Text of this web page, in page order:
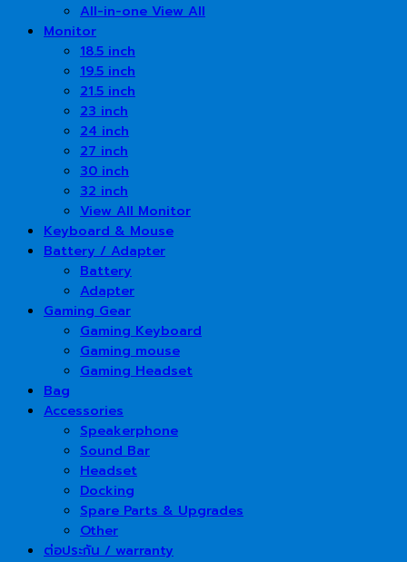
All-in-one View All
Monitor
18.5 inch
19.5 inch
21.5 inch
23 inch
24 inch
27 inch
30 inch
32 inch
View All Monitor
Keyboard & Mouse
Battery / Adapter
Battery
Adapter
Gaming Gear
Gaming Keyboard
Gaming mouse
Gaming Headset
Bag
Accessories
Speakerphone
Sound Bar
Headset
Docking
Spare Parts & Upgrades
Other
ต่อประกัน / warranty